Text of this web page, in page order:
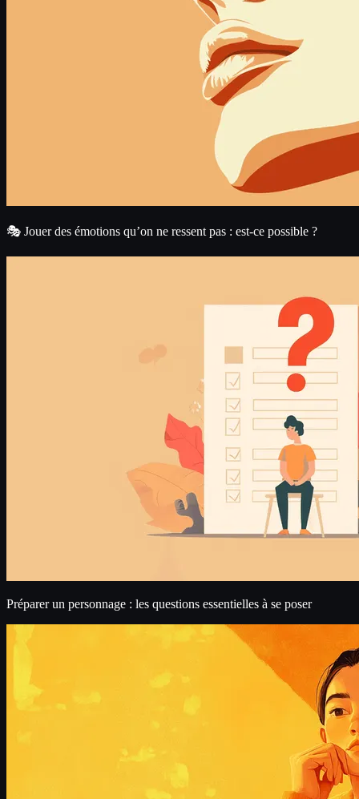
🎭 Jouer des émotions qu’on ne ressent pas : est-ce possible ?
Préparer un personnage : les questions essentielles à se poser